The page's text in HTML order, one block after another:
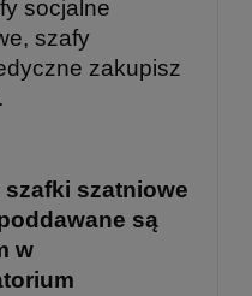
socjalne
szafy
zakupisz
szatniowe
są
w